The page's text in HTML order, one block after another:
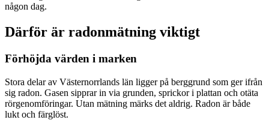
någon dag.
Därför är radonmätning viktigt
Förhöjda värden i marken
Stora delar av Västernorrlands län ligger på berggrund som ger ifrån
sig radon. Gasen sipprar in via grunden, sprickor i plattan och otäta
rörgenomföringar. Utan mätning märks det aldrig. Radon är både
lukt och färglöst.